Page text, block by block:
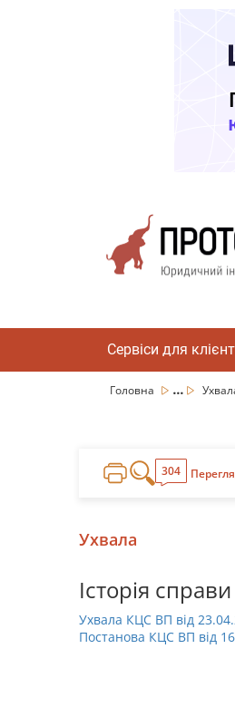
Сервіси для
Головна ...
304
Ухвала
Історія справи
Ухвала КЦС ВП від
Постанова КЦС ВП від